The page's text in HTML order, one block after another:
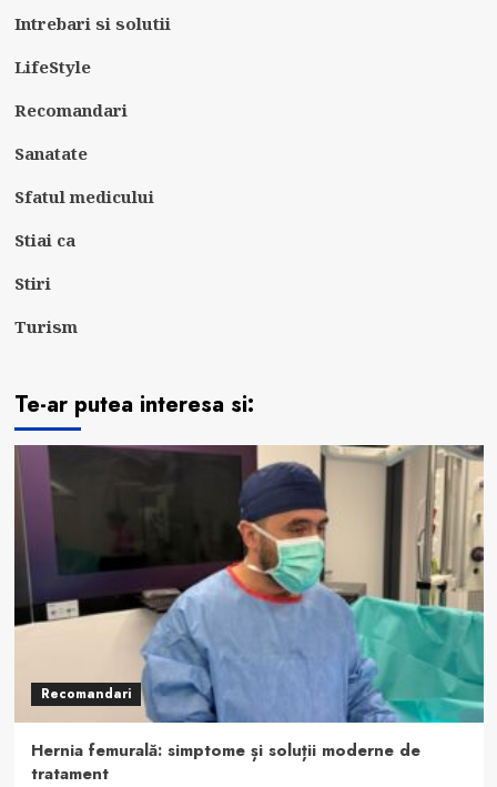
Intrebari si solutii
LifeStyle
Recomandari
Sanatate
Sfatul medicului
Stiai ca
Stiri
Turism
Te-ar putea interesa si:
Recomandari
Hernia femurală: simptome și soluții moderne de
tratament